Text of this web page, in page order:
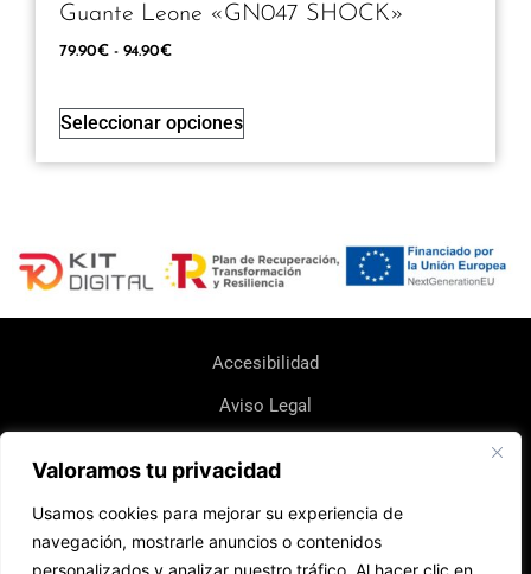
Valoramos tu privacidad
Usamos cookies para mejorar su experiencia de
navegación, mostrarle anuncios o contenidos
personalizados y analizar nuestro tráfico. Al hacer clic en
Guante Leone «GN047 SHOCK»
79.90€ - 94.90€
Seleccionar opciones
Accesibilidad
Aviso Legal
Política de Envio